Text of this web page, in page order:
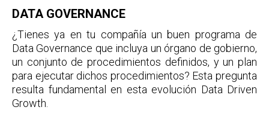
DATA GOVERNANCE
¿Tienes ya en tu compañía un buen programa de
Data Governance que incluya un órgano de gobierno,
un conjunto de procedimientos definidos, y un plan
para ejecutar dichos procedimientos? Esta pregunta
resulta fundamental en esta evolución Data Driven
Growth.